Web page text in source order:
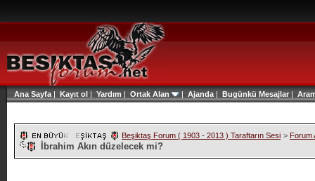
Ana Sayfa | Kayıt ol | Yardım | Ortak Alan | Ajanda | Bugünkü Mesajlar|
Beşiktaş Forum ( 1903 - 2013 ) Taraftarın Sesi > Forum
İbrahim Akın düzelecek mi?